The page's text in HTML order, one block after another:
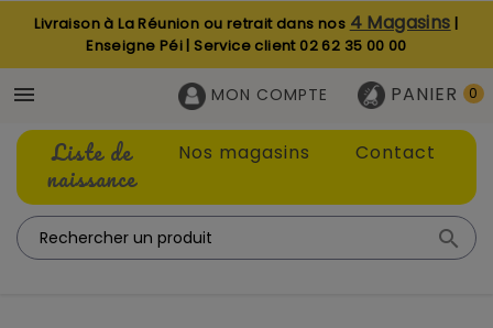
Livraison à La Réunion ou retrait dans nos 4 Magasins |
Enseigne Péi | Service client02 62 35 00 00
 PANIER 0
MON COMPTE
Liste de
naissance
Nos magasins Contact
